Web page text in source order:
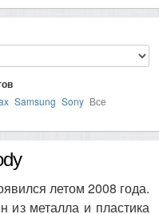
Samsung Sony Все
летом 2008 года.
из металла и пластика